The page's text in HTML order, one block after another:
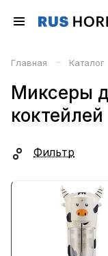
Главная – Каталог
Миксеры
коктейлей
Фильтр